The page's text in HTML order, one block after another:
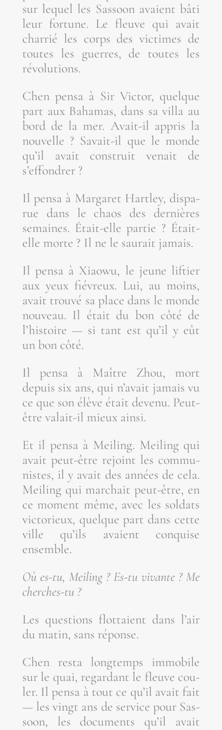
sur lequel les Sas­soon avaient bâti
leur for­tune. Le fleuve qui avait
char­rié les corps des vic­times de
toutes les guerres, de toutes les
révolutions.
Chen pen­sa à Sir Vic­tor, quelque
part aux Baha­mas, dans sa vil­la au
bord de la mer. Avait-il appris la
nou­velle ? Savait-il que le monde
qu’il avait construit venait de
s’effondrer ?
Il pen­sa à Mar­ga­ret Hart­ley, dis­pa­
rue dans le chaos des der­nières
semaines. Était-elle par­tie ? Était-
elle morte ? Il ne le sau­rait jamais.
Il pen­sa à Xiao­wu, le jeune lif­tier
aux yeux fié­vreux. Lui, au moins,
avait trou­vé sa place dans le monde
nou­veau. Il était du bon côté de
l’his­toire — si tant est qu’il y eût
un bon côté.
Il pen­sa à Maître Zhou, mort
depuis six ans, qui n’a­vait jamais vu
ce que son élève était deve­nu. Peut-
être valait-il mieux ainsi.
Et il pen­sa à Mei­ling. Mei­ling qui
avait peut-être rejoint les com­mu­
nistes, il y avait des années de cela.
Mei­ling qui mar­chait peut-être, en
ce moment même, avec les sol­dats
vic­to­rieux, quelque part dans cette
ville qu’ils avaient conquise
ensemble.
Où es-tu, Mei­ling ? Es-tu vivante ? Me
cherches-tu ?
Les ques­tions flot­taient dans l’air
du matin, sans réponse.
Chen res­ta long­temps immo­bile
sur le quai, regar­dant le fleuve cou­
ler. Il pen­sa à tout ce qu’il avait fait
— les vingt ans de ser­vice pour Sas­
soon, les docu­ments qu’il avait